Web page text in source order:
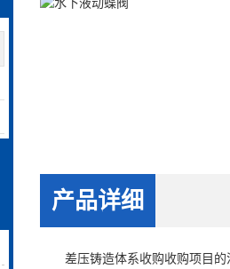
产品详细
差压铸造体系收购收购项目的